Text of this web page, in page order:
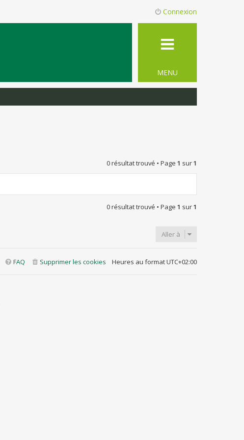
Connexion
MENU
0 résultat trouvé • Page 1 sur1
0 résultat trouvé • Page 1 sur1
Aller à
Heures au formatUTC+02:00
Supprimer les cookies
FAQ